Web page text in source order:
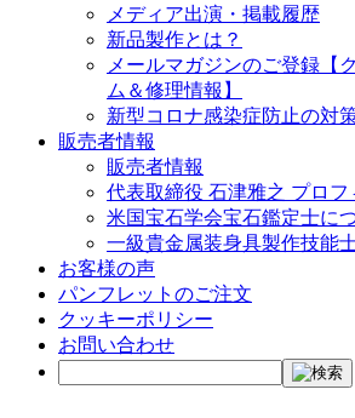
メディア出演・掲載履歴
新品製作とは？
メールマガジンのご登録【
ム＆修理情報】
新型コロナ感染症防止の対
販売者情報
販売者情報
代表取締役 石津雅之 プロフ
米国宝石学会宝石鑑定士に
一級貴金属装身具製作技能
お客様の声
パンフレットのご注文
クッキーポリシー
お問い合わせ